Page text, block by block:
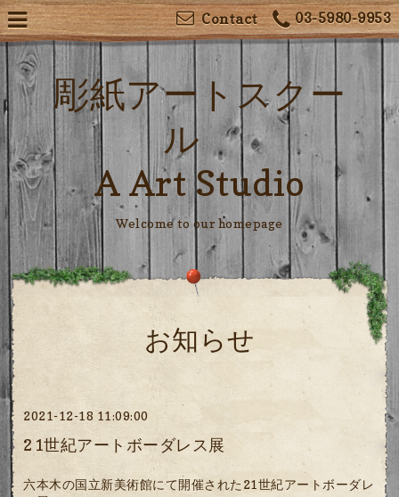
03-5980-9953
Contact
彫紙アートスクー
ル
A Art Studio
Welcome to our homepage
お知らせ
2021-12-18 11:09:00
21世紀アートボーダレス展
六本木の国立新美術館にて開催された21世紀アートボーダレ